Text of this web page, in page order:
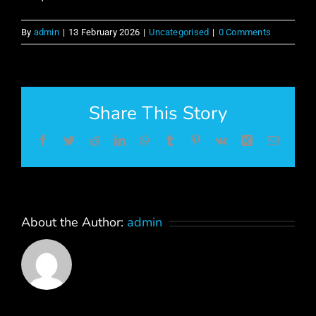
By admin | 13 February 2026 | Uncategorised | 0 Comments
Share This Story
Facebook
TwitterRedditLinkedInWhatsApp
Tumblr Pinterest
Vk Xing Email
About the Author: admin